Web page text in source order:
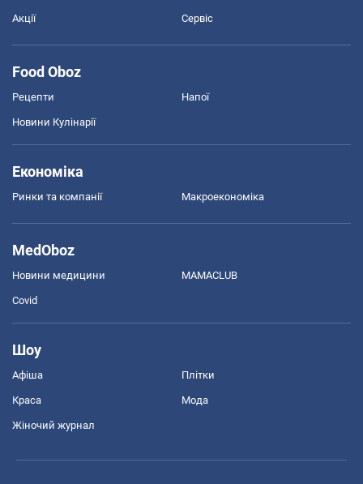
Акції Сервіс
Food Oboz
Рецепти Напої
Новини Кулінарії
Економіка
Ринки та компанії Макроекономіка
MedOboz
Новини медицини MAMACLUB
Covid
Шоу
Афіша Плітки
Краса Мода
Жіночий журнал